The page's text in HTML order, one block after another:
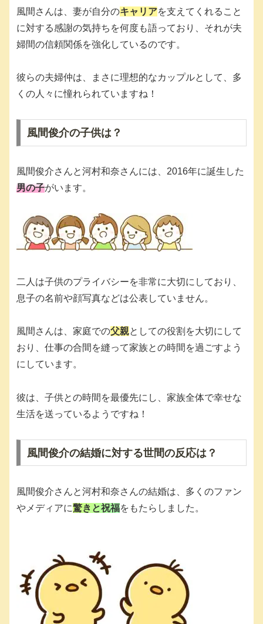
風間さんは、妻が自分のキャリアを支えてくれること
に対する感謝の気持ちを何度も語っており、それが夫
婦間の信頼関係を強化しているのです。
彼らの夫婦仲は、まさに理想的なカップルとして、多
くの人々に憧れられていますね！
風間俊介の子供は？
風間俊介さんと河村和奈さんには、2016年に誕生した
男の子がいます。
二人は子供のプライバシーを非常に大切にしており、
息子の名前や顔写真などは公表していません。
風間さんは、家庭での父親としての役割を大切にして
おり、仕事の合間を縫って家族との時間を過ごすよう
にしています。
彼は、子供との時間を最優先にし、家族全体で幸せな
生活を送っているようですね！
風間俊介の結婚に対する世間の反応は？
風間俊介さんと河村和奈さんの結婚は、多くのファン
やメディアに驚きと祝福をもたらしました。